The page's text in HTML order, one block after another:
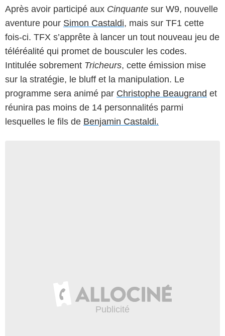
Après avoir participé aux Cinquante sur W9, nouvelle
aventure pour Simon Castaldi, mais sur TF1 cette
fois-ci. TFX s’apprête à lancer un tout nouveau jeu de
téléréalité qui promet de bousculer les codes.
Intitulée sobrement Tricheurs, cette émission mise
sur la stratégie, le bluff et la manipulation. Le
programme sera animé par Christophe Beaugrand et
réunira pas moins de 14 personnalités parmi
lesquelles le fils de Benjamin Castaldi.